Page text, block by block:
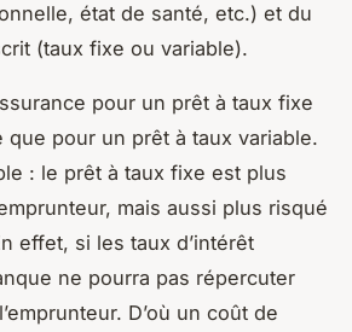
état de santé, etc.) et du
(taux fixe ou variable).
pour un prêt à taux fixe
pour un prêt à taux variable.
: le prêt à taux fixe est plus
mais aussi plus risqué
effet, si les taux d’intérêt
ne pourra pas répercuter
D’où un coût de